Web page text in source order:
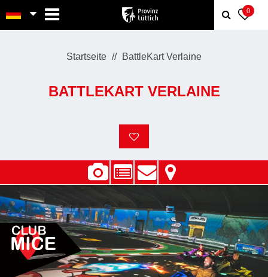
0
Startseite BattleKart Verlaine
BATTLEKART VERLAINE